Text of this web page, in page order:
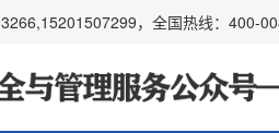
，全国热线：400-